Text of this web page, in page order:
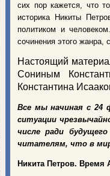
сих пор кажется, что
историка Никиты
политиком и
сочинения этого жанра,
Настоящий
Сониным
Константина
Все мы начиная с 24
ситуации
числе ради
читателям, что в
Никита Петров.